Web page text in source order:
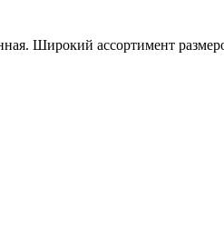
Широкий ассортимент